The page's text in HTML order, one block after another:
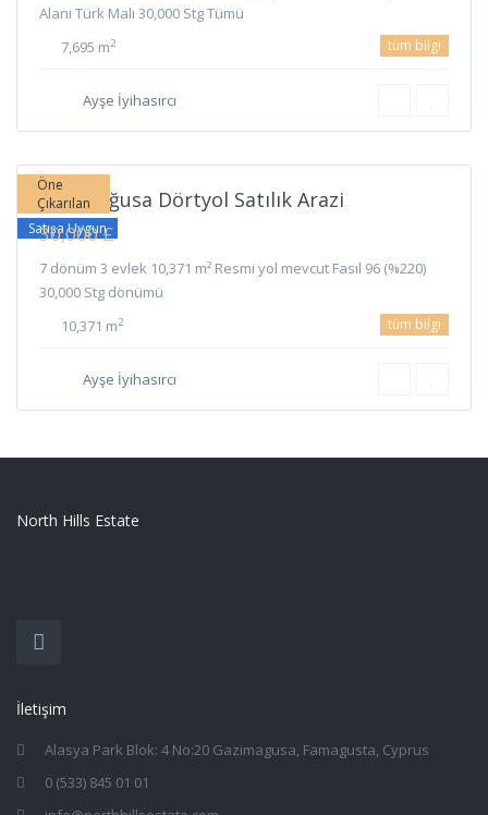
Alanı Türk Malı 30,000 Stg Tümü
7,695 m2 tüm bilgi
Ayşe İyihasırcı
Öne
Çıkarılan
Satışa Uygun
Gazimağusa Dörtyol Satılık Arazi
30,000 £
7 dönüm 3 evlek 10,371 m² Resmi yol mevcut Fasıl 96 (%220)
30,000 Stg dönümü
10,371 m2 tüm bilgi
Ayşe İyihasırcı
North Hills Estate
İletişim
Alasya Park Blok: 4 No:20 Gazimagusa, Famagusta, Cyprus
0 (533) 845 01 01